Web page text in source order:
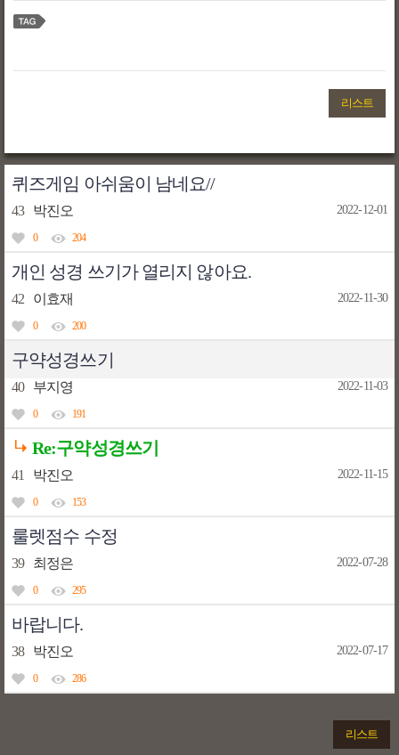
리스트
퀴즈게임 아쉬움이 남네요//
43 박진오 2022-12-01
0 204
개인 성경 쓰기가 열리지 않아요.
42 이효재 2022-11-30
0 200
구약성경쓰기
40 부지영 2022-11-03
0 191
Re:구약성경쓰기
41 박진오 2022-11-15
0 153
룰렛점수 수정
39 최정은 2022-07-28
0 295
바랍니다.
38 박진오 2022-07-17
0 286
리스트